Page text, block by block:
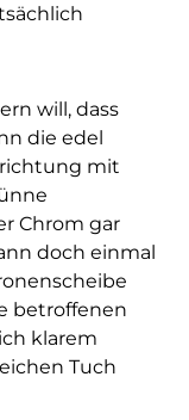
will, dass
die edel
mit
Chrom gar
doch einmal
betroffenen
klarem
Tuch